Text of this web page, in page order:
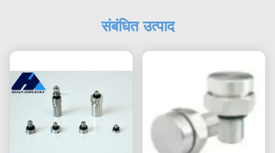
संबंधित उत्पाद